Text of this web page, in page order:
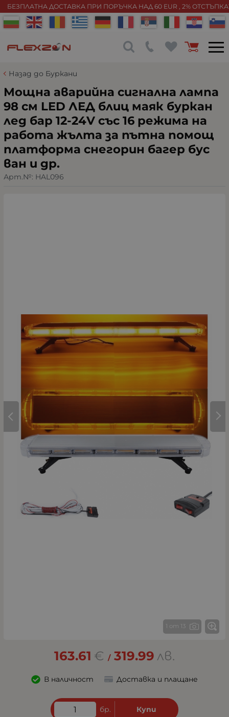
БЕЗПЛАТНА ДОСТАВКА ПРИ ПОРЪЧКА НАД 60 EUR , 2%
Назад до Буркани
Мощна аварийна сигнална лампа
98 см LED ЛЕД блиц маяк буркан
лед бар 12-24V със 16 режима на
работа жълта за пътна помощ
платформа снегорин багер бус
ван и др.
Арт.№: HAL096
1 от 13
163.61 € / 319.99 лв.
В наличност Доставка и плащане
бр. Купи